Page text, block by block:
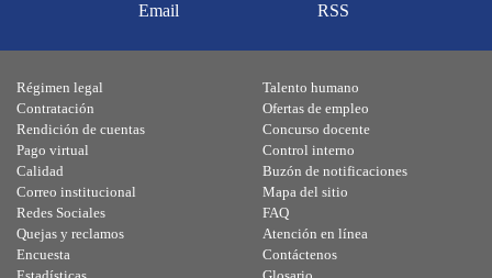
Email RSS
Régimen legal
Contratación
Rendición de cuentas
Pago virtual
Calidad
Talento humano
Ofertas de empleo
Concurso docente
Control interno
Buzón de notificaciones
Correo institucional
Redes Sociales
Quejas y reclamos
Encuesta
Mapa del sitio
FAQ
Atención en línea
Contáctenos